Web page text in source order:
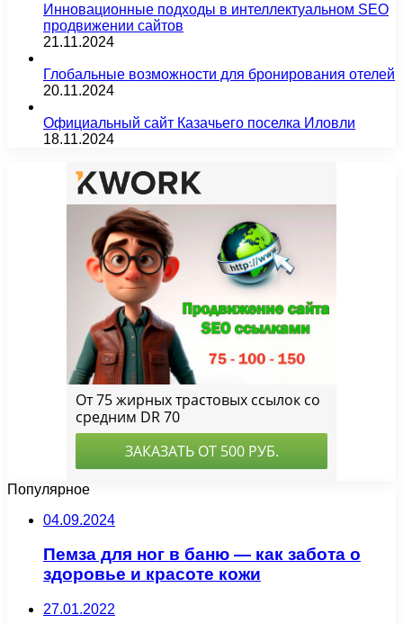
Инновационные подходы в интеллектуальном SEO
продвижении сайтов
21.11.2024
Глобальные возможности для бронирования отелей
20.11.2024
Официальный сайт Казачьего поселка Иловли
18.11.2024
Популярное
04.09.2024
Пемза для ног в баню — как забота о
здоровье и красоте кожи
27.01.2022